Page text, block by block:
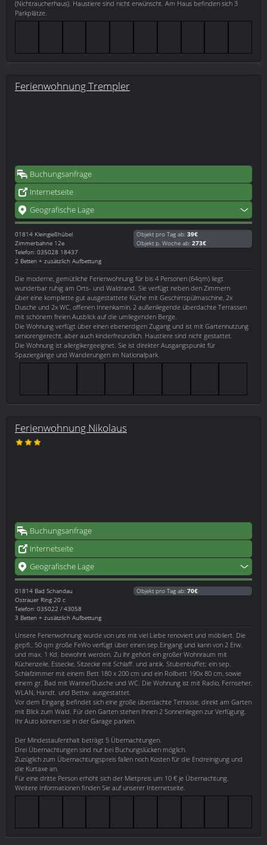
(Nichtraucherhaus). Haustiere sind nicht erwünscht. Am Haus befinden sich 3
Parkplätze.
Ferienwohnung Trempler
Buchungsanfrage
Internetseite
Geografische Lage
01814 Kleingießhübel
Zimmerbahne 12e
Telefon: 035028 18437
2 Betten + zusätzlich Aufbettung
Objekt pro Tag ab: 39€
Objekt p. Woche ab: 273€
Die moderne, gemütliche Ferienwohnung für bis 4 Personen (64qm) liegt
wunderbar ruhig am Orts- und Waldrand. Sie verfügt neben den Zimmern
über eine komplette gut ausgestattete Küche mit Geschirrspülmaschine, 2x
Dusche und 2x WC, offenen Innenkamin, 2 außenliegende überdachte Terrassen
mit schönem freien Ausblick auf die umliegenden Berge.
Die Wohnung verfügt über einen ebenerdigen Zugang und ist mit Gartennutzung
seniorengerecht, aber auch kinderfreundlich. Haustiere sind nicht gestattet.
Die Wohnung ist allergikergeeignet. Sie ist direkter Ausgangspunkt für
Spaziergänge und Wanderungen im Nationalpark.
Ferienwohnung Nikolaus
Buchungsanfrage
Internetseite
Geografische Lage
01814 Bad Schandau
Ostrauer Ring 20 c
Telefon: 035022 / 43058
3 Betten + zusätzlich Aufbettung
Objekt pro Tag ab: 70€
Unsere Ferienwohnung wurde von uns mit viel Liebe renoviert und möbliert. Die
gepfl., 50 qm große FeWo verfügt über einen sep.Eingang und kann von 2 Erw.
und max. 1 Kd. bewohnt werden. Zu ihr gehört ein großer Wohnraum mit
Küchenzeile, Essecke, Sitzecke mit Schlaff. und antik. Stubenbuffet; ein sep.
Schlafzimmer mit einem Bett 180 x 200 cm und ein Rollbett 190x 80 cm, sowie
einem gr. Bad mit Wanne/Dusche und WC. Die Wohnung ist mit Radio, Fernseher,
WLAN, Handt. und Bettw. ausgestattet.
Vor dem Eingang befindet sich eine große überdachte Terrasse, direkt am Garten
mit Blick zum Wald. Für den Garten stehen Ihnen 2 Sonnenliegen zur Verfügung.
Ihr Auto können sie in der Garage parken.
Der Mindestaufenthalt beträgt 5 Übernachtungen.
Drei Übernachtungen sind nur bei Buchungslücken möglich.
Zuzüglich zum Übernachtungspreis fallen noch Kosten für die Endreinigung und
die Kurtaxe an.
Für eine dritte Person erhöht sich der Mietpreis um 10 € je Übernachtung.
Weitere Informationen finden Sie auf unserer Internetseite.